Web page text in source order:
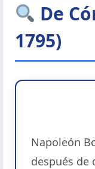
De
1795)
Napoleón
después de